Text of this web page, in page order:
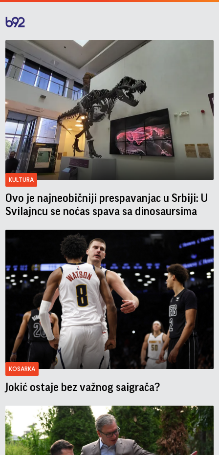
KULTURA
Ovo je najneobičniji prespavanjac u Srbiji: U
Svilajncu se noćas spava sa dinosaursima
KOSARKA
Jokić ostaje bez važnog saigrača?